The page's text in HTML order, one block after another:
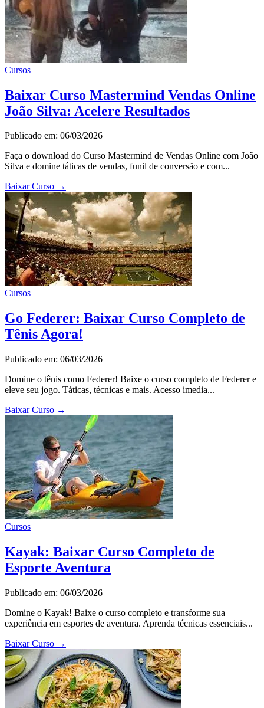
Cursos
Baixar Curso Mastermind Vendas Online
João Silva: Acelere Resultados
Publicado em: 06/03/2026
Faça o download do Curso Mastermind de Vendas Online com João
Silva e domine táticas de vendas, funil de conversão e com...
Baixar Curso →
Cursos
Go Federer: Baixar Curso Completo de
Tênis Agora!
Publicado em: 06/03/2026
Domine o tênis como Federer! Baixe o curso completo de Federer e
eleve seu jogo. Táticas, técnicas e mais. Acesso imedia...
Baixar Curso →
Cursos
Kayak: Baixar Curso Completo de
Esporte Aventura
Publicado em: 06/03/2026
Domine o Kayak! Baixe o curso completo e transforme sua
experiência em esportes de aventura. Aprenda técnicas essenciais...
Baixar Curso →